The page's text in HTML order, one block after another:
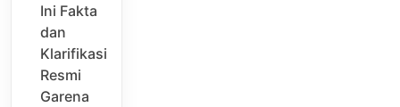
Ini Fakta
dan
Klarifikasi
Resmi
Garena